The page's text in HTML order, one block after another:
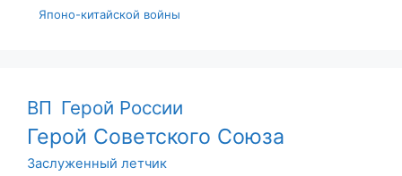
Японо-китайской войны
ВП Герой России
Герой Советского Союза
Заслуженный летчик